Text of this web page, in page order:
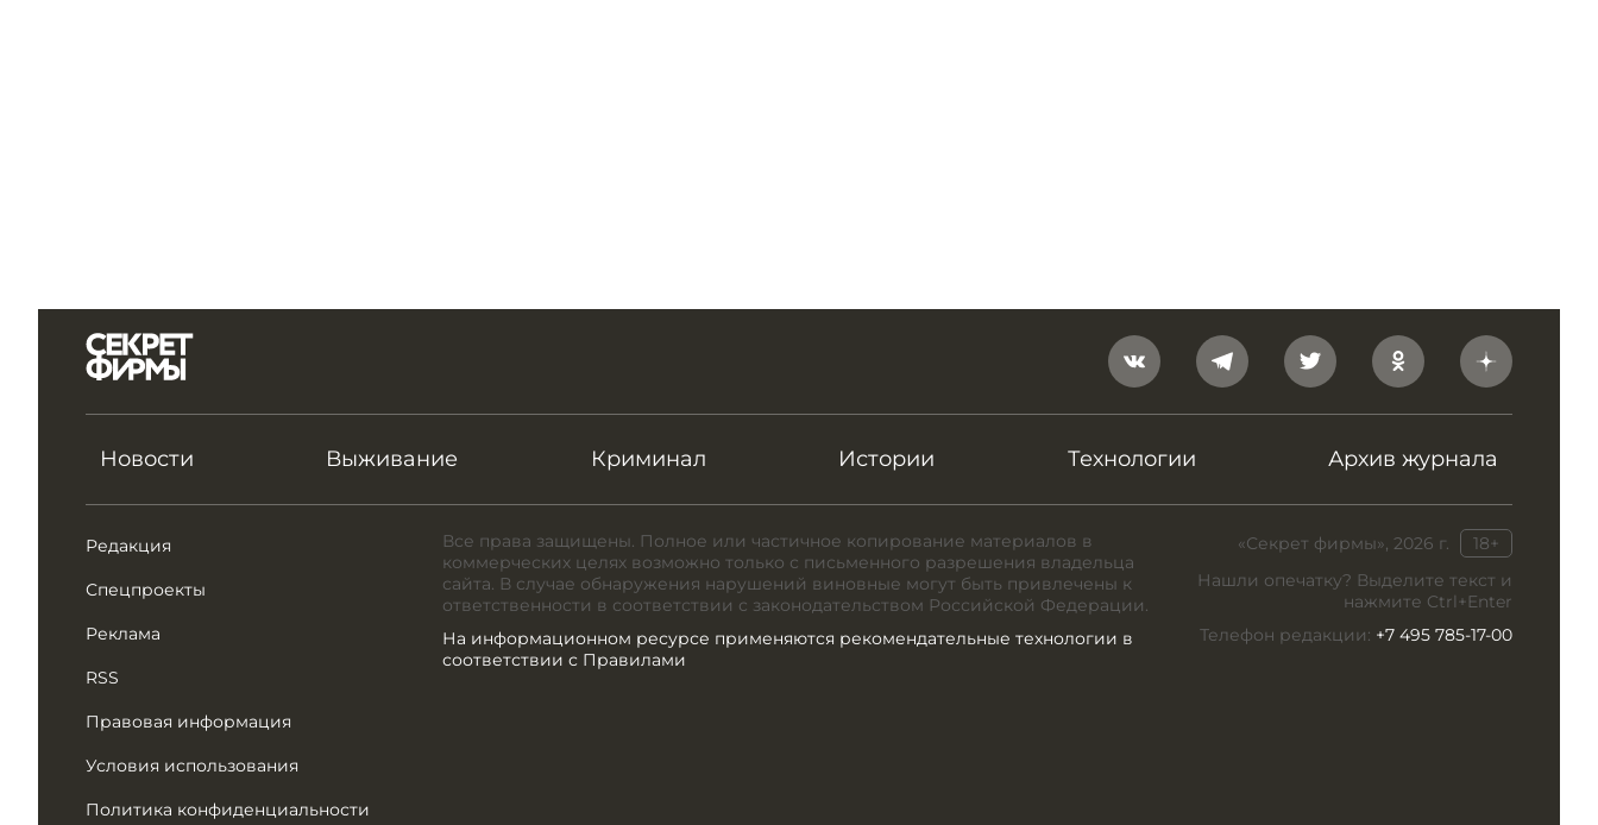
Новости Выживание Криминал Истории Технологии Архив журнала
Редакция
Спецпроекты
Реклама
RSS
Правовая информация
Условия использования
Политика конфиденциальности
«Секрет фирмы», 2026 г.
18+
Нашли опечатку? Выделите текст и
нажмите Ctrl+Enter
Телефон редакции: +7 495 785-17-00
Все права защищены. Полное или частичное копирование материалов в
коммерческих целях возможно только с письменного разрешения владельца
сайта. В случае обнаружения нарушений виновные могут быть привлечены к
ответственности в соответствии с законодательством Российской Федерации.
На информационном ресурсе применяются рекомендательные технологии в
соответствии с Правилами